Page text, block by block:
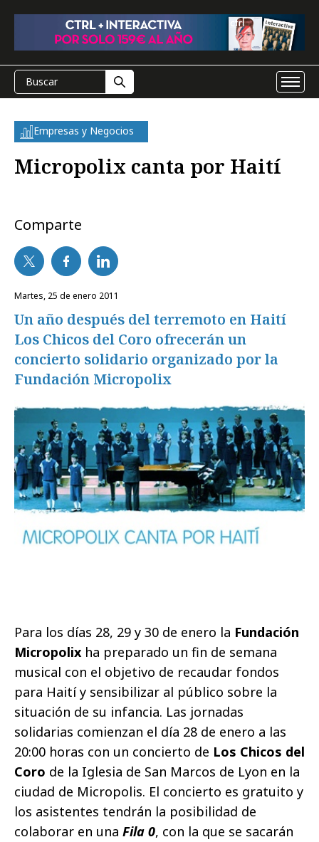
Empresas y Negocios
Micropolix canta por Haití
Comparte
martes, 25 de enero 2011
Un año después del terremoto en Haití
Los Chicos del Coro ofrecerán un
concierto solidario organizado por la
Fundación Micropolix
Para los días 28, 29 y 30 de enero la Fundación
Micropolix ha preparado un fin de semana
musical con el objetivo de recaudar fondos
para Haití y sensibilizar al público sobre la
situación de su infancia. Las jornadas
solidarias comienzan el día 28 de enero a las
20:00 horas con un concierto de Los Chicos del
Coro de la Iglesia de San Marcos de Lyon en la
ciudad de Micropolis. El concierto es gratuito y
los asistentes tendrán la posibilidad de
colaborar en una Fila 0, con la que se sacarán